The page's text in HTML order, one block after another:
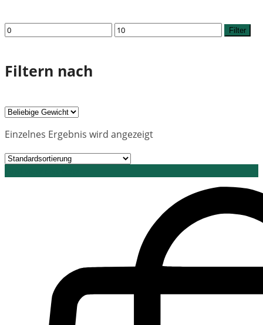
Min.
Preis
Max.
Preis
Filter
Filtern nach
Einzelnes Ergebnis wird angezeigt